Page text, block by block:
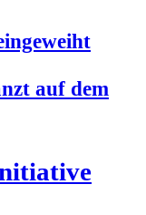
auf dem